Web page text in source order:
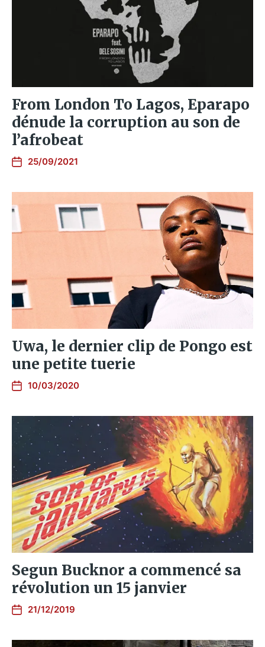
From London To Lagos, Eparapo
dénude la corruption au son de
l’afrobeat
25/09/2021
Uwa, le dernier clip de Pongo est
une petite tuerie
10/03/2020
Segun Bucknor a commencé sa
révolution un 15 janvier
21/12/2019